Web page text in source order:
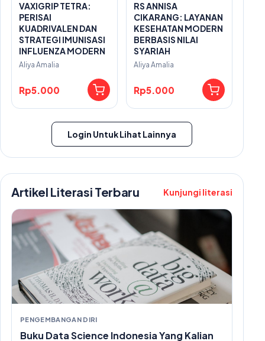
VAXIGRIP TETRA:
PERISAI
KUADRIVALEN DAN
STRATEGI IMUNISASI
INFLUENZA MODERN
Aliya Amalia
Rp5.000
RS ANNISA
CIKARANG: LAYANAN
KESEHATAN MODERN
BERBASIS NILAI
SYARIAH
Aliya Amalia
Rp5.000
Login Untuk Lihat Lainnya
Artikel Literasi Terbaru Kunjungi literasi
PENGEMBANGAN DIRI
Buku Data Science Indonesia Yang Kalian